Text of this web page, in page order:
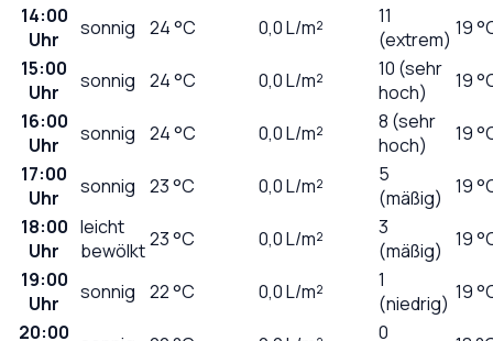
14:00
Uhr
sonnig 24°C 0,0L/m²
11
(extrem) 19
15:00
Uhr
sonnig 24°C 0,0L/m²
10 (sehr
hoch)
19
16:00
Uhr
sonnig 24°C 0,0L/m²
8 (sehr
hoch)
19
17:00
Uhr
sonnig 23°C 0,0L/m²
5
(mäßig)
19
18:00
Uhr
leicht
bewölkt23°C 0,0L/m²
3
(mäßig)
19
19:00
Uhr
sonnig 22°C 0,0L/m²
1
(niedrig) 19
20:00
0